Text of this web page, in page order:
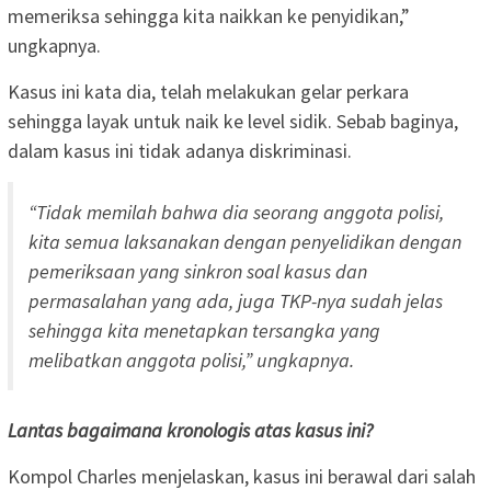
memeriksa sehingga kita naikkan ke penyidikan,”
ungkapnya.
Kasus ini kata dia, telah melakukan gelar perkara
sehingga layak untuk naik ke level sidik. Sebab baginya,
dalam kasus ini tidak adanya diskriminasi.
“Tidak memilah bahwa dia seorang anggota polisi,
kita semua laksanakan dengan penyelidikan dengan
pemeriksaan yang sinkron soal kasus dan
permasalahan yang ada, juga TKP-nya sudah jelas
sehingga kita menetapkan tersangka yang
melibatkan anggota polisi,” ungkapnya.
Lantas bagaimana kronologis atas kasus ini?
Kompol Charles menjelaskan, kasus ini berawal dari salah